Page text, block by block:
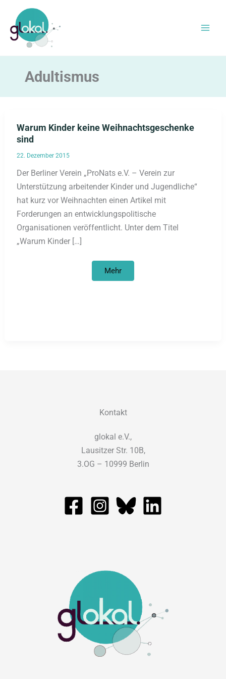
Inhalt
springen
Adultismus
Warum Kinder keine Weihnachtsgeschenke
sind
22. Dezember 2015
Der Berliner Verein „ProNats e.V. – Verein zur
Unterstützung arbeitender Kinder und Jugendliche“
hat kurz vor Weihnachten einen Artikel mit
Forderungen an entwicklungspolitische
Organisationen veröffentlicht. Unter dem Titel
„Warum Kinder […]
Warum
Mehr
Kontakt
glokal e.V.,
Lausitzer Str. 10B,
3.OG – 10999 Berlin